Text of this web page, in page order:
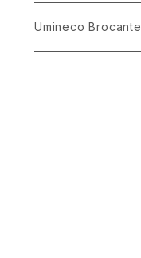
メタル
くま、ベア
Umineco Brocante